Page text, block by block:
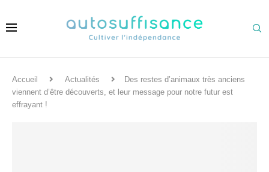
Accueil Actualités
Des restes d’animaux très anciens
viennent d’être découverts, et leur message pour notre futur est
effrayant !